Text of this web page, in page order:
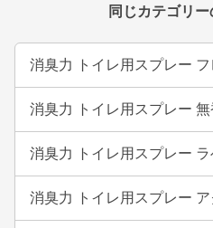
同じカテゴリ
消臭力 トイレ用スプレー
消臭力 トイレ用スプレー
消臭力 トイレ用スプレー
消臭力 トイレ用スプレー